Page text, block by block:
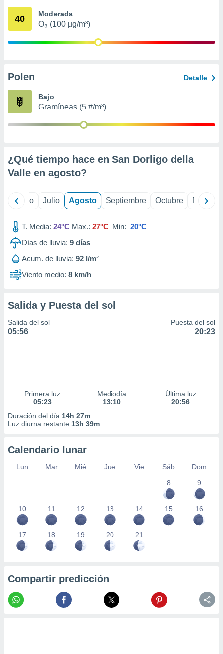
mediante
publicidad
de
40 Moderada
O₃ (100 µg/m³)
Polen Detalle
Bajo
Gramíneas (5 #/m³)
¿Qué tiempo hace en San Dorligo della
Valle en agosto?
Junio Julio Agosto Septiembre Octubre
T. Media: 24°C Max.: 27°C Min: 20°C
Días de lluvia: 9 días
Acum. de lluvia: 92 l/m²
Viento medio: 8 km/h
Salida y Puesta del sol
Salida del sol
05:56
Puesta del sol
20:23
Primera luz
05:23
Mediodía
13:10
Última luz
20:56
Duración del día 14h 27m
Luz diurna restante 13h 39m
Calendario lunar
Lun Mar Mié Jue Vie Sáb
Dom
8
9
10 11 12 13 14 15 16
17 18 19 20 21
Compartir predicción